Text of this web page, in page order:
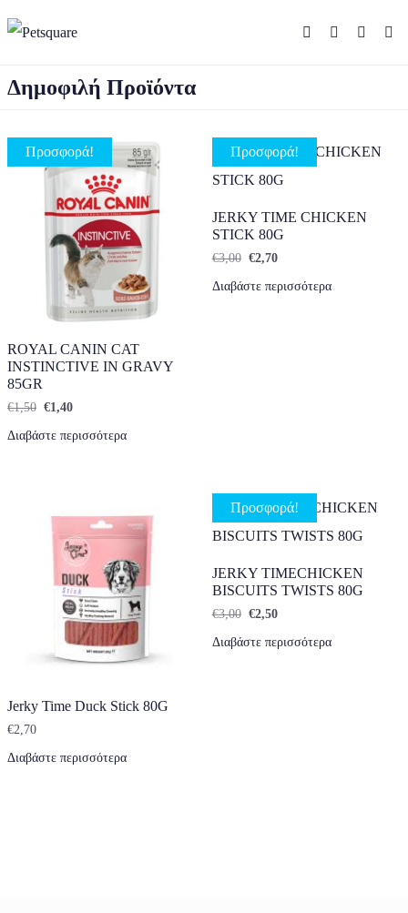
Δημοφιλή Προϊόντα
Προσφορά!
ROYAL CANIN CAT
INSTINCTIVE IN GRAVY
85GR
€1,50 Original price was: €1,50.
€1,40Η τρέχουσα τιμή είναι: €1,40.
Διαβάστε περισσότερα
Προσφορά!
JERKY TIME CHICKEN
STICK 80G
€3,00 Original price was: €3,00.
€2,70Η τρέχουσα τιμή είναι:
Διαβάστε περισσότερα
Jerky Time Duck Stick 80G
€2,70
Διαβάστε περισσότερα
Προσφορά!
JERKY TIMECHICKEN
BISCUITS TWISTS 80G
€3,00 Original price was: €3,00.
€2,50Η τρέχουσα τιμή είναι:
Διαβάστε περισσότερα